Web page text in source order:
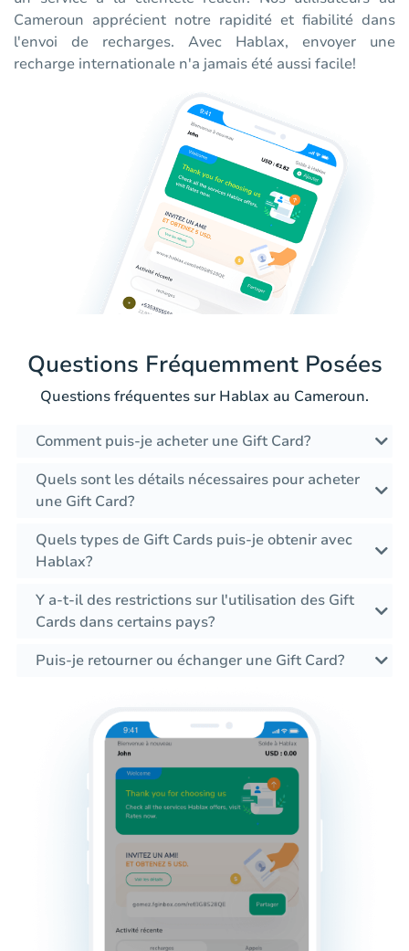
Cameroun apprécient notre rapidité et fiabilité dans
l'envoi de recharges. Avec Hablax, envoyer une
recharge internationale n'a jamais été aussi facile!
Questions Fréquemment Posées
Questions fréquentes sur Hablax au Cameroun.
Comment puis-je acheter une Gift Card?
Quels sont les détails nécessaires pour acheter
une Gift Card?
Quels types de Gift Cards puis-je obtenir avec
Hablax?
Y a-t-il des restrictions sur l'utilisation des Gift
Cards dans certains pays?
Puis-je retourner ou échanger une Gift Card?